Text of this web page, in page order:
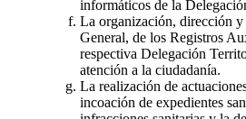
informáticos de la
La organización, dirección
General, de los Registros
respectiva Delegación
atención a la ciudadanía.
La realización de
incoación de expedientes